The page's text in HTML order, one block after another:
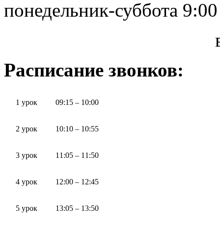
понедельник-суббота
Расписание звонков:
1 урок 09:15 – 10:00
2 урок 10:10 – 10:55
3 урок 11:05 – 11:50
4 урок 12:00 – 12:45
5 урок 13:05 – 13:50